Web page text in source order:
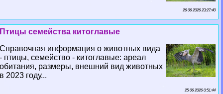
26 06 2026 23:27:40
Птицы семейства китоглавые
Справочная информация о животных вида
- птицы, семейство - китоглавые: ареал
обитания, размеры, внешний вид животных
в 2023 году...
25 06 2026 0:51:44